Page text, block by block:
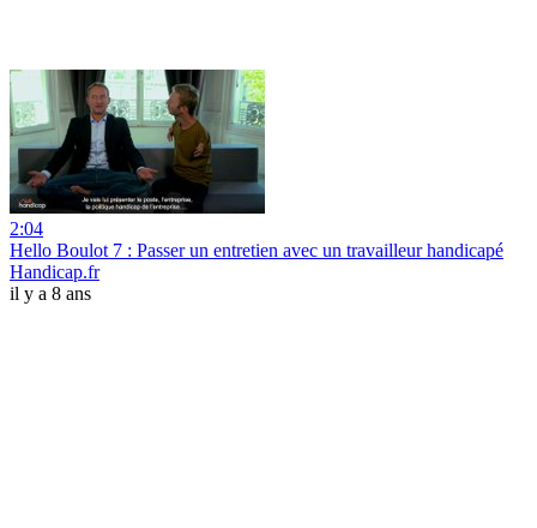
2:04
Hello Boulot 7 : Passer un entretien avec un travailleur handicapé
Handicap.fr
il y a 8 ans